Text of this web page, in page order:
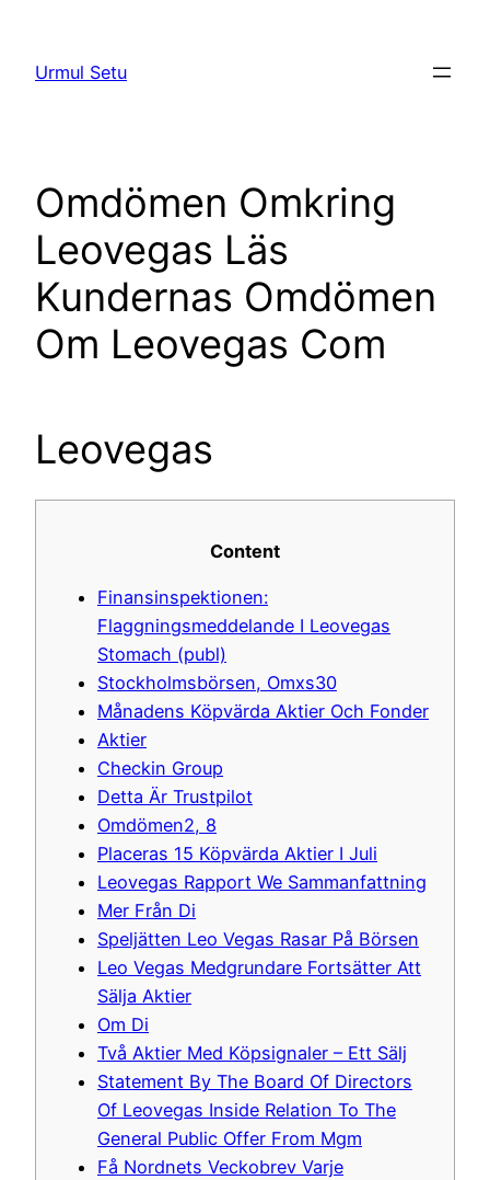
content
Urmul Setu
Omdömen Omkring
Leovegas Läs
Kundernas Omdömen
Om Leovegas Com
Leovegas
Content
Finansinspektionen:
Flaggningsmeddelande I Leovegas
Stomach (publ)
Stockholmsbörsen, Omxs30
Månadens Köpvärda Aktier Och Fonder
Aktier
Checkin Group
Detta Är Trustpilot
Omdömen2, 8
Placeras 15 Köpvärda Aktier I Juli
Leovegas Rapport We Sammanfattning
Mer Från Di
Speljätten Leo Vegas Rasar På Börsen
Leo Vegas Medgrundare Fortsätter Att
Sälja Aktier
Om Di
Två Aktier Med Köpsignaler – Ett Sälj
Statement By The Board Of Directors
Of Leovegas Inside Relation To The
General Public Offer From Mgm
Få Nordnets Veckobrev Varje